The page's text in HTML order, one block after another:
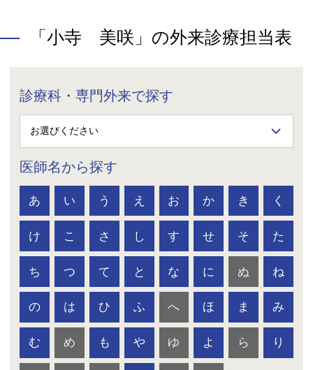
「小寺 美咲」の外来診療担当表
診療科・専門外来で探す
医師名から探す
あ い う え お か き く
け こ さ し す せ そ た
ち つ て と な に ぬ ね
の は ひ ふ へ ほ ま み
む め も や ゆ よ ら り